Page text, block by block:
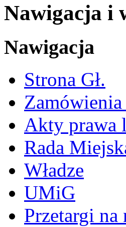
Nawigacja i
Nawigacja
Strona Gł.
Akty prawa
Rada
Władze
UMiG
Przetargi